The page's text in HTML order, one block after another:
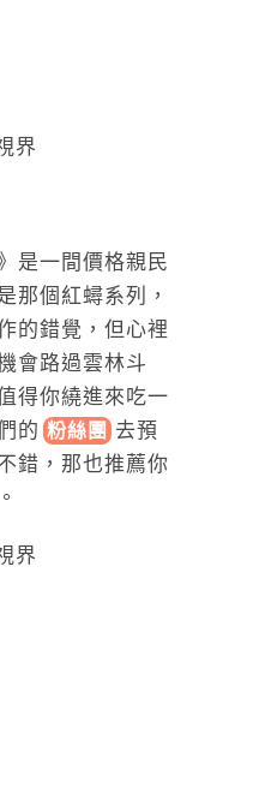
是一間價格親民
那個紅蟳系列，
的錯覺，但心裡
會路過雲林斗
得你繞進來吃一
的 粉絲團 去預
錯，那也推薦你